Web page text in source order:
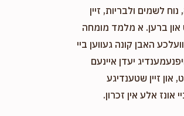
Phone Donation
11 months ago
לשמים ולבריות, זיין
און ברען. א מלמד מומחה
האבן קונה געווען ביי
יעדן איינעם
און זיין שטענדיגע
אלע אין זכרון.